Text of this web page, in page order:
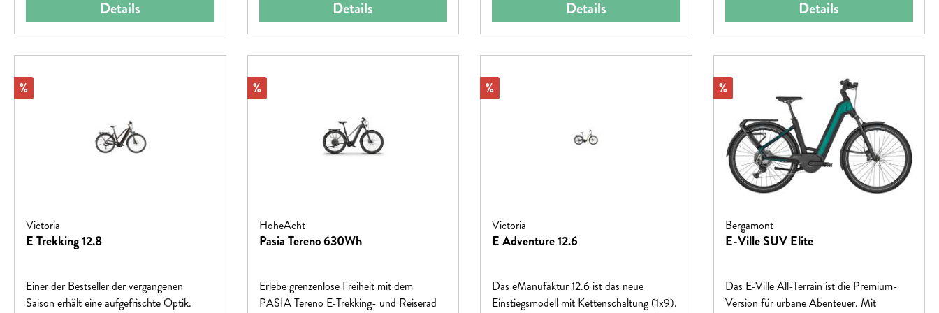
Details Details Details Details
Rabatt
%
Victoria
E Trekking 12.8
Einer der Bestseller der vergangenen
Saison erhält eine aufgefrischte Optik.
Rabatt
%
HoheAcht
Pasia Tereno 630Wh
Erlebe grenzenlose Freiheit mit dem
PASIA Tereno E-Trekking- und Reiserad
Rabatt
%
Victoria
E Adventure 12.6
Das eManufaktur 12.6 ist das neue
Einstiegsmodell mit Kettenschaltung (1x9).
Rabatt
%
Bergamont
E-Ville SUV Elite
Das E-Ville All-Terrain ist die Premium-
Version für urbane Abenteuer. Mit